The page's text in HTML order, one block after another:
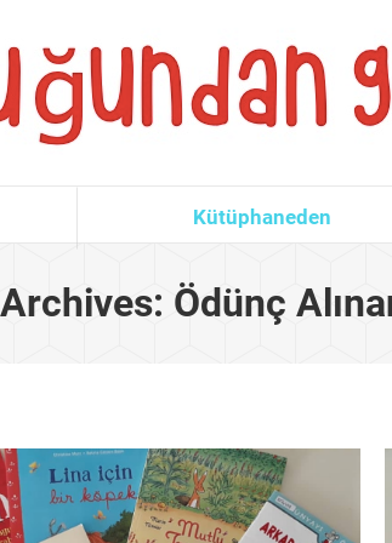
Kütüphaneden
Ödünç